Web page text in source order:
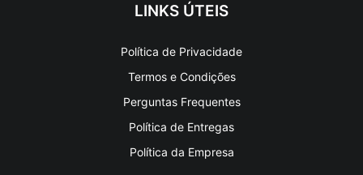
LINKS ÚTEIS
Política de Privacidade
Termos e Condições
Perguntas Frequentes
Política de Entregas
Política da Empresa